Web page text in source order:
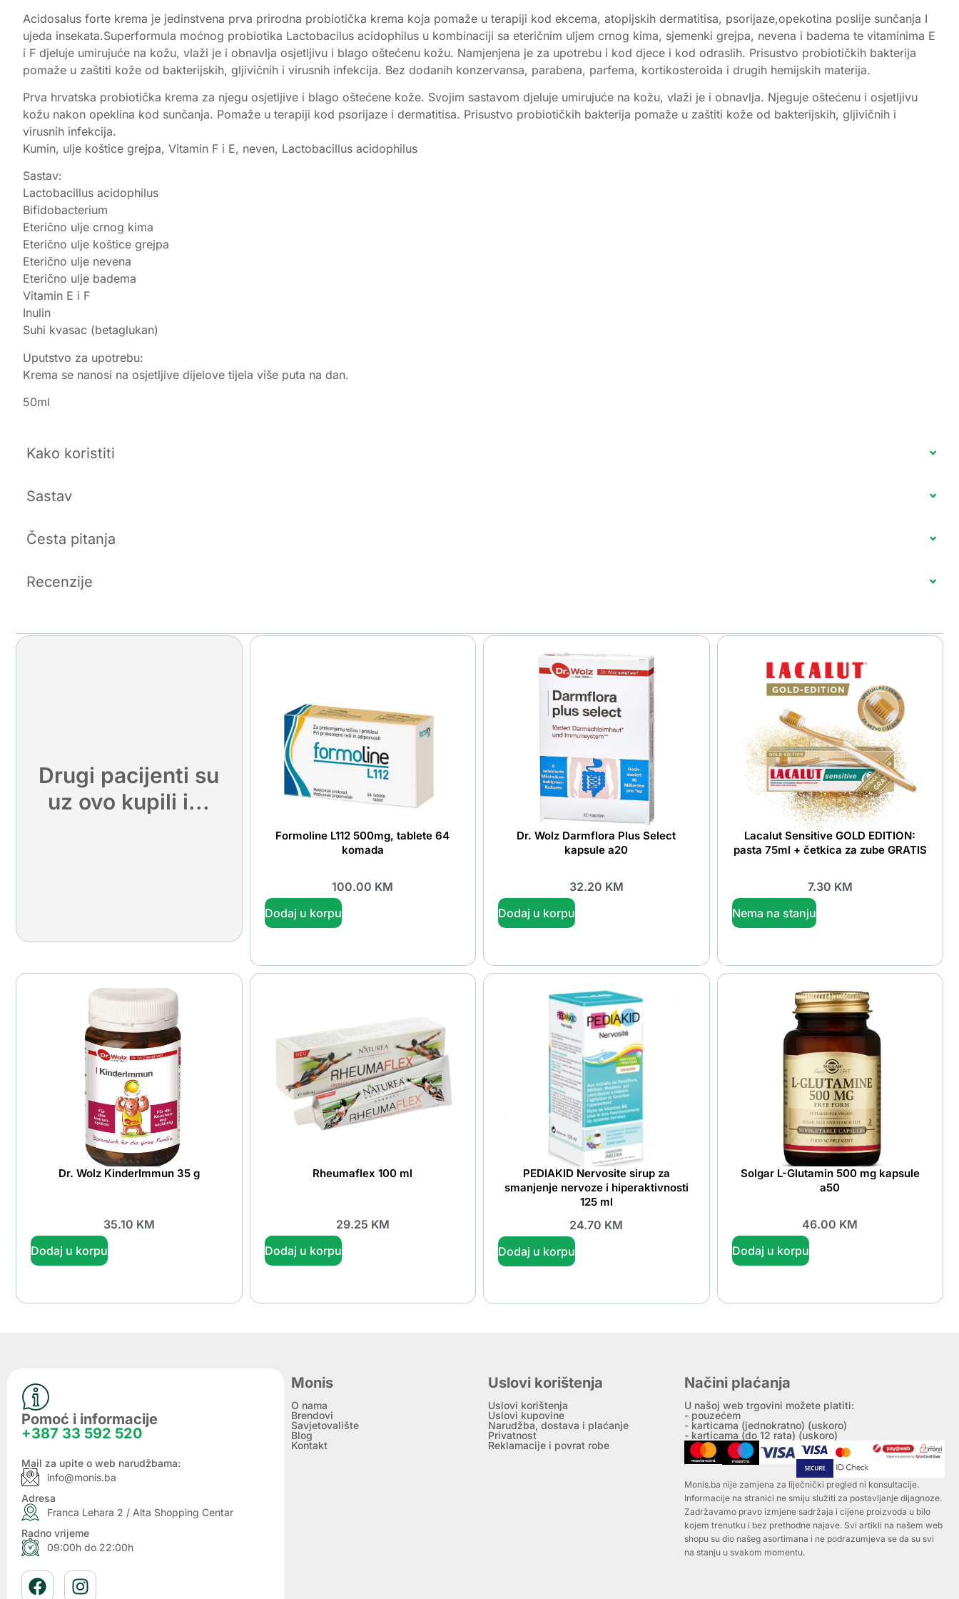
Acidosalus forte krema je jedinstvena prva prirodna probiotička krema koja pomaže u terapiji kod ekcema, atopijskih dermatitisa, psorijaze,opekotina poslije sunčanja I
ujeda insekata.Superformula moćnog probiotika Lactobacilus acidophilus u kombinaciji sa eteričnim uljem crnog kima, sjemenki grejpa, nevena i badema te vitaminima E
i F djeluje umirujuće na kožu, vlaži je i obnavlja osjetljivu i blago oštećenu kožu. Namjenjena je za upotrebu i kod djece i kod odraslih. Prisustvo probiotičkih bakterija
pomaže u zaštiti kože od bakterijskih, gljivičnih i virusnih infekcija. Bez dodanih konzervansa, parabena, parfema, kortikosteroida i drugih hemijskih materija.
Prva hrvatska probiotička krema za njegu osjetljive i blago oštećene kože. Svojim sastavom djeluje umirujuće na kožu, vlaži je i obnavlja. Njeguje oštećenu i osjetljivu
kožu nakon opeklina kod sunčanja. Pomaže u terapiji kod psorijaze i dermatitisa. Prisustvo probiotičkih bakterija pomaže u zaštiti kože od bakterijskih, gljivičnih i
virusnih infekcija.
Kumin, ulje koštice grejpa, Vitamin F i E, neven, Lactobacillus acidophilus
Sastav:
Lactobacillus acidophilus
Bifidobacterium
Eterično ulje crnog kima
Eterično ulje koštice grejpa
Eterično ulje nevena
Eterično ulje badema
Vitamin E i F
Inulin
Suhi kvasac (betaglukan)
Uputstvo za upotrebu:
Krema se nanosi na osjetljive dijelove tijela više puta na dan.
50ml
Kako koristiti
Sastav
Česta pitanja
Recenzije
Drugi pacijenti su
uz ovo kupili i...
Formoline L112 500mg, tablete 64
komada
100.00 KM
Dodaj u korpu
Dr. Wolz Darmflora Plus Select
kapsule a20
32.20 KM
Dodaj u korpu
Lacalut Sensitive GOLD EDITION:
pasta 75ml + četkica za zube GRATIS
7.30 KM
Nema na stanju
Dr. Wolz KinderImmun 35 g
35.10 KM
Dodaj u korpu
Rheumaflex 100 ml
29.25 KM
Dodaj u korpu
PEDIAKID Nervosite sirup za
smanjenje nervoze i hiperaktivnosti
125 ml
24.70 KM
Dodaj u korpu
Solgar L-Glutamin 500 mg kapsule
a50
46.00 KM
Dodaj u korpu
Pomoć i informacije
+387 33 592 520
Mail za upite o web narudžbama:
info@monis.ba
Adresa
Franca Lehara 2 / Alta Shopping Centar
Radno vrijeme
09:00h do 22:00h
Monis
O nama
Brendovi
Savjetovalište
Blog
Kontakt
Uslovi korištenja
Uslovi korištenja
Uslovi kupovine
Narudžba, dostava i plaćanje
Privatnost
Reklamacije i povrat robe
Načini plaćanja
U našoj web trgovini možete platiti:
- pouzećem
- karticama (jednokratno) (uskoro)
- karticama (do 12 rata) (uskoro)
Monis.ba nije zamjena za liječnički pregled ni konsultacije.
Informacije na stranici ne smiju služiti za postavljanje dijagnoze.
Zadržavamo pravo izmjene sadržaja i cijene proizvoda u bilo
kojem trenutku i bez prethodne najave. Svi artikli na našem web
shopu su dio našeg asortimana i ne podrazumjeva se da su svi
na stanju u svakom momentu.